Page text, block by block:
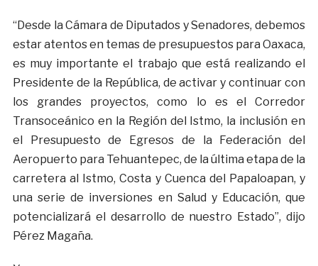
“Desde la Cámara de Diputados y Senadores, debemos
estar atentos en temas de presupuestos para Oaxaca,
es muy importante el trabajo que está realizando el
Presidente de la República, de activar y continuar con
los grandes proyectos, como lo es el Corredor
Transoceánico en la Región del Istmo, la inclusión en
el Presupuesto de Egresos de la Federación del
Aeropuerto para Tehuantepec, de la última etapa de la
carretera al Istmo, Costa y Cuenca del Papaloapan, y
una serie de inversiones en Salud y Educación, que
potencializará el desarrollo de nuestro Estado”, dijo
Pérez Magaña.